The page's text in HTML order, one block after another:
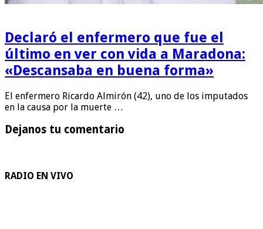
Declaró el enfermero que fue el
último en ver con vida a Maradona:
«Descansaba en buena forma»
El enfermero Ricardo Almirón (42), uno de los imputados
en la causa por la muerte …
Dejanos tu comentario
RADIO EN VIVO